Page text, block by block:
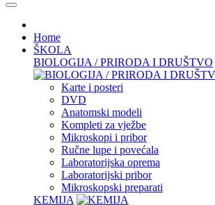
Home
ŠKOLA
BIOLOGIJA / PRIRODA I DRUŠTVO
Karte i posteri
DVD
Anatomski modeli
Kompleti za vježbe
Mikroskopi i pribor
Ručne lupe i povećala
Laboratorijska oprema
Laboratorijski pribor
Mikroskopski preparati
KEMIJA